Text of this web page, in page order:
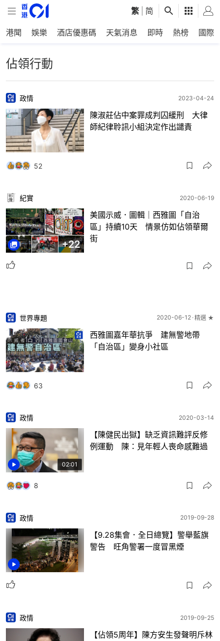
繁 简
港聞 娛樂 酒店優惠碼 天氣消息 即時 熱榜 國際
佔領行動
政情 2023-04-24
陳淑莊佔中案罪成判囚緩刑 大律
師紀律聆訊小組決定作出譴責
52
+22
紀實 2020-06-19
美國示威．圖輯｜西雅圖「自治
區」持續10天 情景仿如佔領華爾
街
世界專題 2020-06-12 精選 ★
西雅圖嘉年華抗爭 建無警地帶
「自治區」變身小社區
63
02:01
政情 2020-03-14
【陳健民出獄】缺乏資訊難評反修
例運動 陳：見年輕人喪命感難過
8
政情 2019-09-28
【9.28集會．全日總覽】警舉藍旗
警告 旺角警署一度冒黑煙
政情 2019-09-25
【佔領5周年】陳方安生發聲明斥林